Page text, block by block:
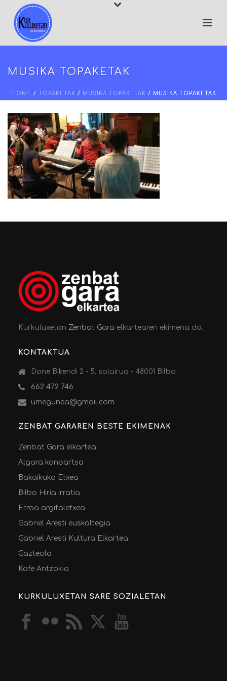
MUSIKA TOPAKETAK
HOME / TOPAKETAK / MUSIKA TOPAKETAK / MUSIKA TOPAKETAK
KurkuluxetanZenbat Gara elkartearen ekimena da.
KONTAKTUA
Done Bikendi 2 - 5. solairua - 48001 Bilbo
662 472 746
umegunea@gmail.com
ZENBAT GARAREN BESTE EKIMENAK
Zenbat Gara elkartea
Algara konpartsa
Bakaikuko Etxea
Bilbo Hiria irratia
Erroa argitaletxea
Gabriel Aresti euskaltegia
Gabriel Aresti Kultura Elkartea
Gazteola
Kafe Antzokia
KURKULUXETAN SARE SOZIALETAN